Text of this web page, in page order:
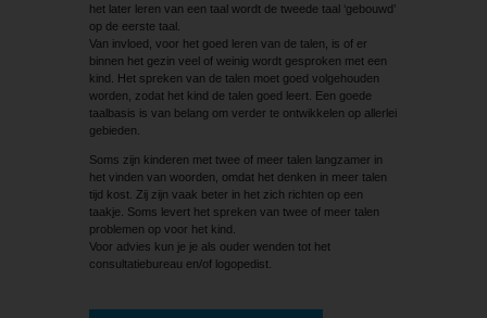
het later leren van een taal wordt de tweede taal ‘gebouwd’
op de eerste taal.
Van invloed, voor het goed leren van de talen, is of er
binnen het gezin veel of weinig wordt gesproken met een
kind. Het spreken van de talen moet goed volgehouden
worden, zodat het kind de talen goed leert. Een goede
taalbasis is van belang om verder te ontwikkelen op allerlei
gebieden.
Soms zijn kinderen met twee of meer talen langzamer in
het vinden van woorden, omdat het denken in meer talen
tijd kost. Zij zijn vaak beter in het zich richten op een
taakje. Soms levert het spreken van twee of meer talen
problemen op voor het kind.
Voor advies kun je je als ouder wenden tot het
consultatiebureau en/of logopedist.